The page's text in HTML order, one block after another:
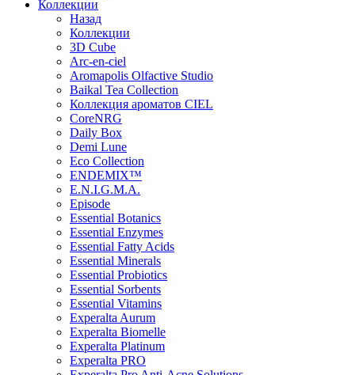
Коллекции
Назад
Коллекции
3D Cube
Arc-en-ciel
Aromapolis Olfactive Studio
Baikal Tea Collection
Коллекция ароматов CIEL
СoreNRG
Daily Box
Demi Lune
Eco Collection
ENDEMIX™
E.N.I.G.M.A.
Episode
Essential Botanics
Essential Enzymes
Essential Fatty Acids
Essential Minerals
Essential Probiotics
Essential Sorbents
Essential Vitamins
Experalta Aurum
Experalta Biomelle
Experalta Platinum
Experalta PRO